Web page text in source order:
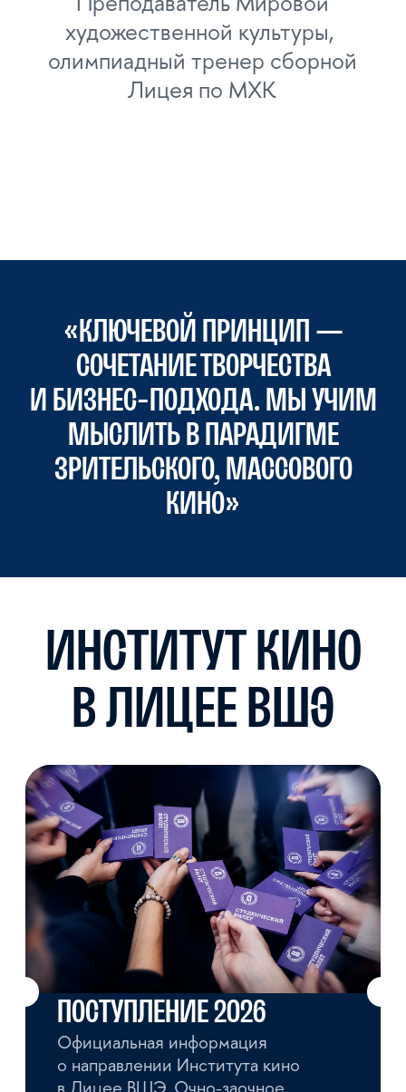
Директор Института кино НИУ ВШЭ
Профессор, сопредседатель Правления
Ассоциации продюсеров кино
и телевидения (АПКиТ), сооснователь
Космос Студио, основатель «Амедиа»,
ТАТЬЯНА
ЧЕРНЕЦКАЯ
Руководитель направления Довузовского
образования Института кино
Руководитель программы «Кино и медиа
в лицее НИУ ВШЭ»
Сценарист, креативный продюсер, Старший
ХЭДЛАЙНЕРЫ
СО СТОРОНЫ
ЛИЦЕЯ